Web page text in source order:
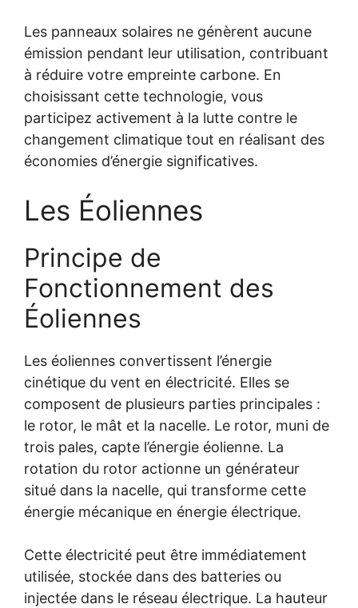
Les panneaux solaires ne génèrent aucune
émission pendant leur utilisation, contribuant
à réduire votre empreinte carbone. En
choisissant cette technologie, vous
participez activement à la lutte contre le
changement climatique tout en réalisant des
économies d’énergie significatives.
Les Éoliennes
Principe de
Fonctionnement des
Éoliennes
Les éoliennes convertissent l’énergie
cinétique du vent en électricité. Elles se
composent de plusieurs parties principales :
le rotor, le mât et la nacelle. Le rotor, muni de
trois pales, capte l’énergie éolienne. La
rotation du rotor actionne un générateur
situé dans la nacelle, qui transforme cette
énergie mécanique en énergie électrique.
Cette électricité peut être immédiatement
utilisée, stockée dans des batteries ou
injectée dans le réseau électrique. La hauteur